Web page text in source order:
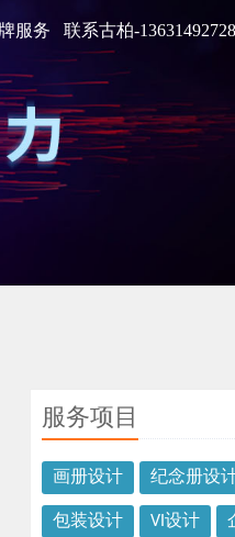
服务 联系古柏-13631492728
服务项目
画册设计 纪念册设
包装设计 VI设计